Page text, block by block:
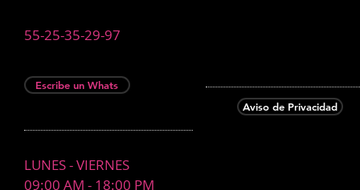
55-25-35-29-97
Escribe un Whats
Aviso de Privacidad
LUNES - VIERNES
09:00 AM - 18:00 PM